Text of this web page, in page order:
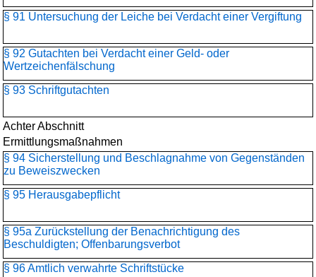
§ 91 Untersuchung der Leiche bei Verdacht einer Vergiftung
§ 92 Gutachten bei Verdacht einer Geld- oder
Wertzeichenfälschung
§ 93 Schriftgutachten
Achter Abschnitt
Ermittlungsmaßnahmen
§ 94 Sicherstellung und Beschlagnahme von Gegenständen
zu Beweiszwecken
§ 95 Herausgabepflicht
§ 95a Zurückstellung der Benachrichtigung des
Beschuldigten; Offenbarungsverbot
§ 96 Amtlich verwahrte Schriftstücke